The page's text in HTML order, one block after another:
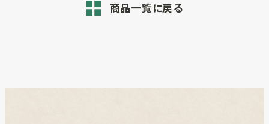
商品一覧に戻る